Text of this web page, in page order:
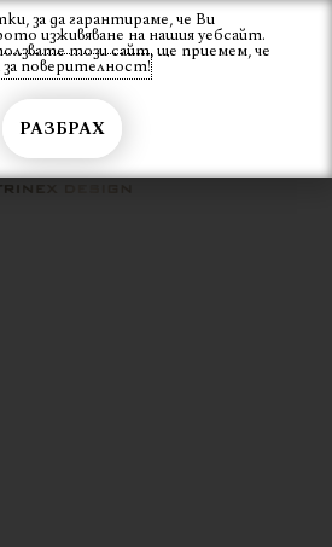
за да гарантираме, че Ви
изживяване на нашия уебсайт.
този сайт, ще приемем, че
поверителност!
РАЗБРАХ